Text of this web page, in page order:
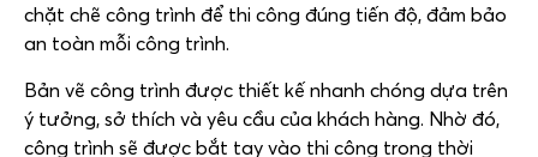
chặt chẽ công trình để thi công đúng tiến độ, đảm bảo
an toàn mỗi công trình.
Bản vẽ công trình được thiết kế nhanh chóng dựa trên
ý tưởng, sở thích và yêu cầu của khách hàng. Nhờ đó,
công trình sẽ được bắt tay vào thi công trong thời